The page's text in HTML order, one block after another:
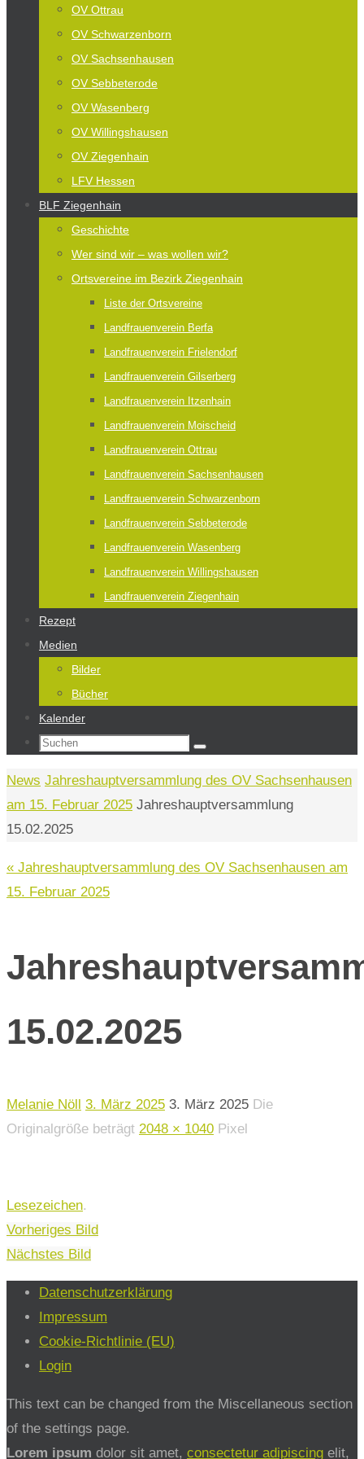
OV Ottrau
OV Schwarzenborn
OV Sachsenhausen
OV Sebbeterode
OV Wasenberg
OV Willingshausen
OV Ziegenhain
LFV Hessen
BLF Ziegenhain
Geschichte
Wer sind wir – was wollen wir?
Ortsvereine im Bezirk Ziegenhain
Liste der Ortsvereine
Landfrauenverein Berfa
Landfrauenverein Frielendorf
Landfrauenverein Gilserberg
Landfrauenverein Itzenhain
Landfrauenverein Moischeid
Landfrauenverein Ottrau
Landfrauenverein Sachsenhausen
Landfrauenverein Schwarzenborn
Landfrauenverein Sebbeterode
Landfrauenverein Wasenberg
Landfrauenverein Willingshausen
Landfrauenverein Ziegenhain
Rezept
Medien
Bilder
Bücher
Kalender
Suchen
Suchen
Start
News Jahreshauptversammlung des OV Sachsenhausen
am 15. Februar 2025 Jahreshauptversammlung
15.02.2025
« Jahreshauptversammlung des OV Sachsenhausen am
15. Februar 2025
15.02.2025
Melanie Nöll 3. März 2025 3. März 2025 Die
Originalgröße beträgt 2048 × 1040 Pixel
Lesezeichen.
Vorheriges Bild
Nächstes Bild
Datenschutzerklärung
Impressum
Cookie-Richtlinie (EU)
Login
This text can be changed from the Miscellaneous section
of the settings page.
Lorem ipsum dolor sit amet, consectetur adipiscing elit,